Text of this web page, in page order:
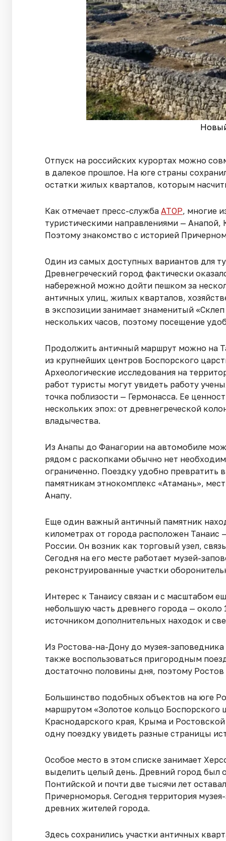
Отпуск на российских курортах можно
в далекое прошлое. На юге страны
остатки жилых кварталов, которым
Как отмечает пресс-службаАТОР, многие
туристическими направлениями —
Поэтому знакомство с историей
Один из самых доступных вариантов для
Древнегреческий город фактически
набережной можно дойти пешком за
античных улиц, жилых кварталов,
в экспозиции занимает знаменитый
нескольких часов, поэтому посещение
Продолжить античный маршрут можно на
из крупнейших центров Боспорского
Археологические исследования на
работ туристы могут увидеть работу
точка поблизости — Гермонасса. Ее
нескольких эпох: от древнегреческой
владычества.
Из Анапы до Фанагории на автомобиле
рядом с раскопками обычно нет
ограниченно. Поездку удобно
памятникам этнокомплекс «Атамань»,
Анапу.
Еще один важный античный памятник
километрах от города расположен
России. Он возник как торговый узел,
Сегодня на его месте работает музей-
реконструированные участки
Интерес к Танаису связан и с масштабом
небольшую часть древнего города —
источником дополнительных находок и
Из Ростова-на-Дону до музея-
также воспользоваться пригородным
достаточно половины дня, поэтому
Большинство подобных объектов на юге
маршрутом «Золотое кольцо Боспорского
Краснодарского края, Крыма и
одну поездку увидеть разные страницы
Особое место в этом списке занимает
выделить целый день. Древний город был
Понтийской и почти две тысячи лет
Причерноморья. Сегодня территория
древних жителей города.
Здесь сохранились участки античных